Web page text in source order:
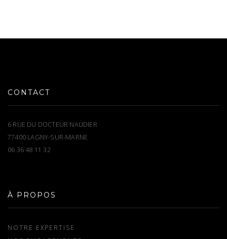
CONTACT
6 RUE DU DOCTEUR NAUDIER
77400 LAGNY-SUR-MARNE
06 36 48 11 32
À PROPOS
NOTRE EXPERTISE